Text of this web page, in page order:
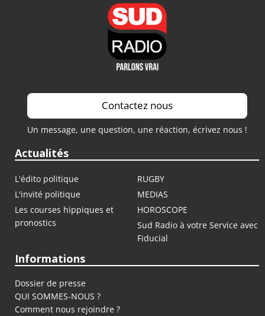
Contactez nous
Un message, une question, une réaction, écrivez nous !
Actualités
L'édito politique
RUGBY
L'invité politique
MEDIAS
Les courses hippiques et
pronostics
HOROSCOPE
Sud Radio à votre Service avec
Fiducial
Informations
Dossier de presse
QUI SOMMES-NOUS ?
Comment nous rejoindre ?